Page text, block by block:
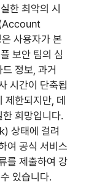
한 최악의 시
(Account
사용자가 본
보안 팀의 심
정보, 과거
시간이 단축됩
한되지만, 데
희망입니다.
상태에 걸려
여 공식 서비스
를 제출하여 강
있습니다.